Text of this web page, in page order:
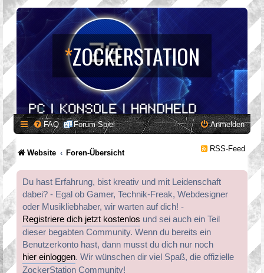
*ZOCKERSTATION
FAQ Forum-Spiel Anmelden
Website Foren-Übersicht RSS-Feed
Du hast Erfahrung, bist kreativ und mit Leidenschaft
dabei? - Egal ob Gamer, Technik-Freak, Webdesigner
oder Musikliebhaber, wir warten auf dich! -
Registriere dich jetzt kostenlos und sei auch ein Teil
dieser begabten Community. Wenn du bereits ein
Benutzerkonto hast, dann musst du dich nur noch
hier einloggen. Wir wünschen dir viel Spaß, die offizielle
ZockerStation Community!